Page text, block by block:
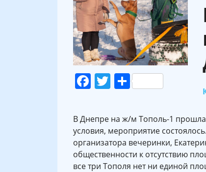
Facebook
Twitter
Поділитися
В Днепре на ж/м Тополь-1
условия, мероприятие
организатора вечеринки,
общественности к отсутствию
все три Тополя нет ни единой